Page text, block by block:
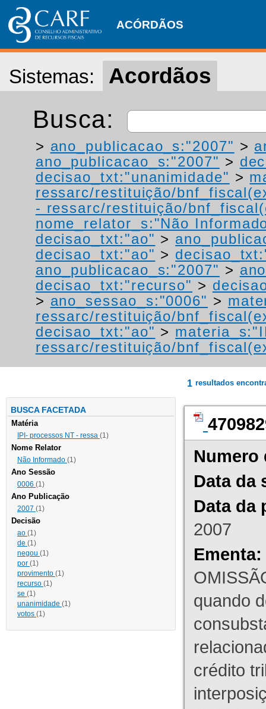
ACÓRDÃOS
Sistemas: Acordãos
Busca:
> ano_publicacao_s:"2007" >
ano_publicacao_s:"2007" >
decisao_txt:"unanimidade" >
ressarc/restituição/
- ressarc/restituição/
nome_relator_s:"Não
decisao_txt:"ao" >
decisao_txt:"ao" >
ano_publicacao_s:"2007" >
decisao_txt:"recurso" >
> ano_sessao_s:"0006" >
ressarc/restituição/
decisao_txt:"ao" >
ressarc/restituição/
BUSCA FACETADA
Matéria
IPI- processos NT - ressa (1)
Nome Relator
Não Informado (1)
Ano Sessão
0006 (1)
Ano Publicação
2007 (1)
Decisão
ao (1)
de (1)
negou (1)
por (1)
provimento (1)
recurso (1)
se (1)
unanimidade (1)
votos (1)
1 resultados
Numero
Data da
Data da
2007
Ementa:
quando
crédito